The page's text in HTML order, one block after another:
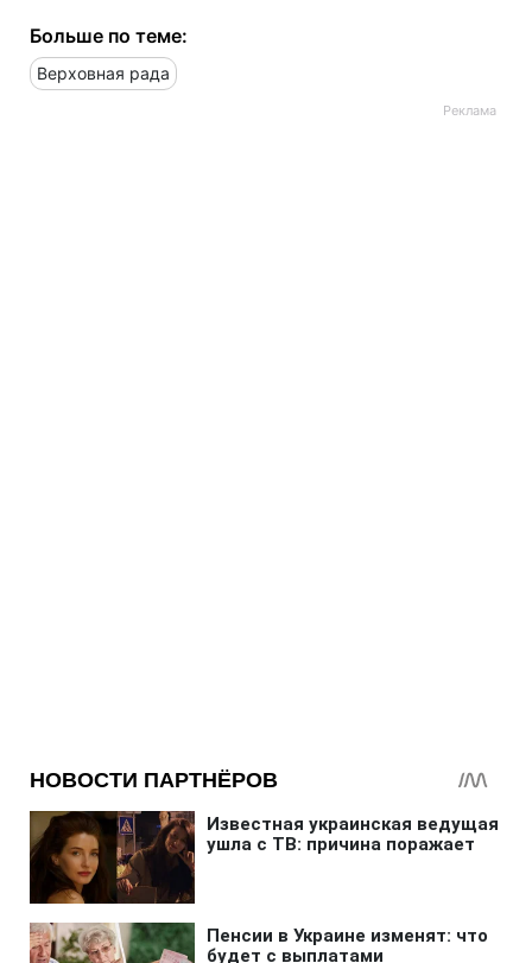
Больше по теме:
Верховная рада